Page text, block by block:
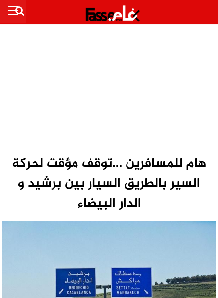
هام للمسافرين …توقف مؤقت لحركة
السير بالطريق السيار بين برشيد و
الدار البيضاء